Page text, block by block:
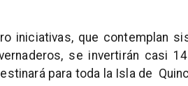
iniciativas, que contemplan
se invertirán casi
para toda la Isla de